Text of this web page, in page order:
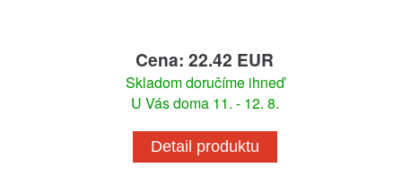
Cena: 22.42 EUR
Skladom doručíme ihneď
U Vás doma 11. - 12. 8.
Detail produktu